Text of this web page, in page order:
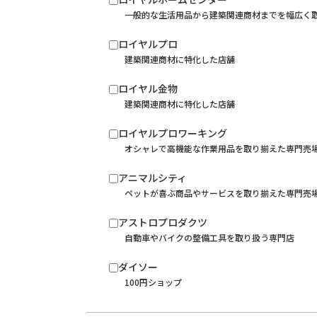
一般的な生活用品から建築関連商材までを幅広く
ロイヤルプロ
建築関連商材に特化した店舗
ロイヤル金物
建築関連商材に特化した店舗
ロイヤルプロワーキング
オシャレで高機能な作業用品を取り揃えた専門売
アニマルシティ
ペットが喜ぶ商品やサービスを取り揃えた専門売
アストロプロダクツ
自動車やバイクの整備工具を取り扱う専門店
ダイソー
100円ショップ